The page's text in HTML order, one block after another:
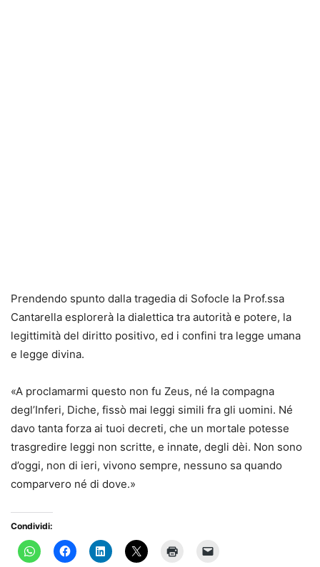
Prendendo spunto dalla tragedia di Sofocle la Prof.ssa
Cantarella esplorerà la dialettica tra autorità e potere, la
legittimità del diritto positivo, ed i confini tra legge umana
e legge divina.
«A proclamarmi questo non fu Zeus, né la compagna
degl’Inferi, Diche, fissò mai leggi simili fra gli uomini. Né
davo tanta forza ai tuoi decreti, che un mortale potesse
trasgredire leggi non scritte, e innate, degli dèi. Non sono
d’oggi, non di ieri, vivono sempre, nessuno sa quando
comparvero né di dove.»
Condividi: